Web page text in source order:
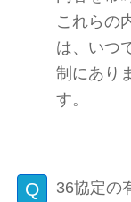
これらの
は、いつ
制にあり
す。
36協定の